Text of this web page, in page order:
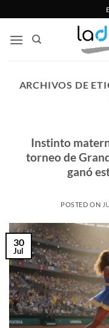
al
contenido
ARCHIVOS DE
Instinto
torneo de
ganó
POSTED ON
30
Jul